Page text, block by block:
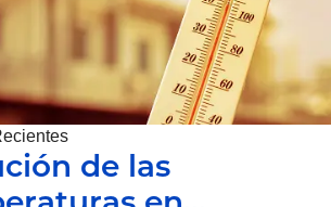
de las